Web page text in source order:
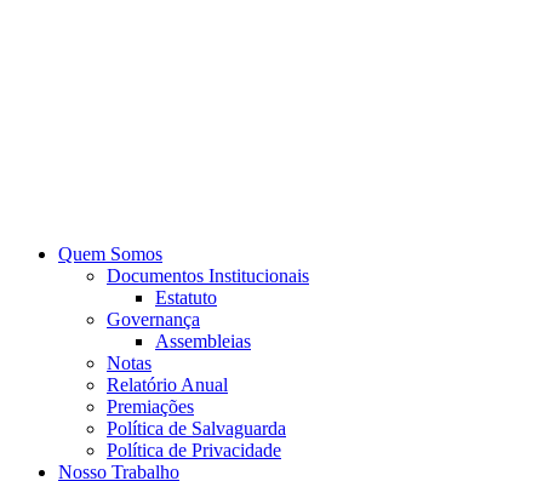
Quem Somos
Documentos Institucionais
Estatuto
Governança
Assembleias
Notas
Relatório Anual
Premiações
Política de Salvaguarda
Política de Privacidade
Nosso Trabalho